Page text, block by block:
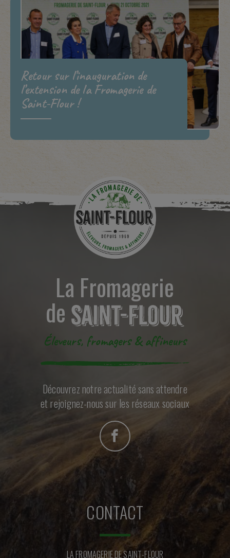
Retour sur l’inauguration de
l’extension de la Fromagerie de
Saint-Flour !
La Fromagerie
de
Éleveurs, fromagers & affineurs
Découvrez notre actualité sans attendre
et rejoignez-nous sur les réseaux sociaux
CONTACT
LA FROMAGERIE DE SAINT-FLOUR